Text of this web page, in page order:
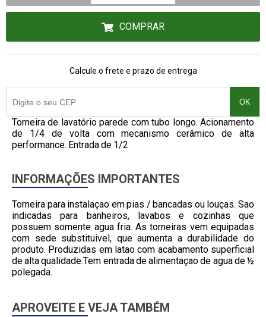
COMPRAR
Calcule o frete e prazo de entrega
OK
Torneira de lavatório parede com tubo longo. Acionamento
de 1/4 de volta com mecanismo cerâmico de alta
performance. Entrada de 1/2
INFORMAÇÕES IMPORTANTES
Torneira para instalaçao em pias / bancadas ou louças. Sao
indicadas para banheiros, lavabos e cozinhas que
possuem somente agua fria. As torneiras vem equipadas
com sede substituivel, que aumenta a durabilidade do
produto. Produzidas em latao com acabamento superficial
de alta qualidade.Tem entrada de alimentaçao de agua de ½
polegada.
APROVEITE E VEJA TAMBÉM